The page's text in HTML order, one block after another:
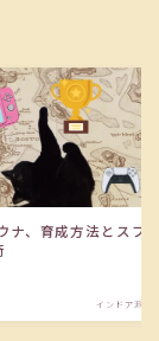
ナ、育成方法とスフ
インドア派の